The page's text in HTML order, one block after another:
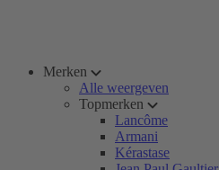
Merken
Alle weergeven
Topmerken
Lancôme
Armani
Kérastase